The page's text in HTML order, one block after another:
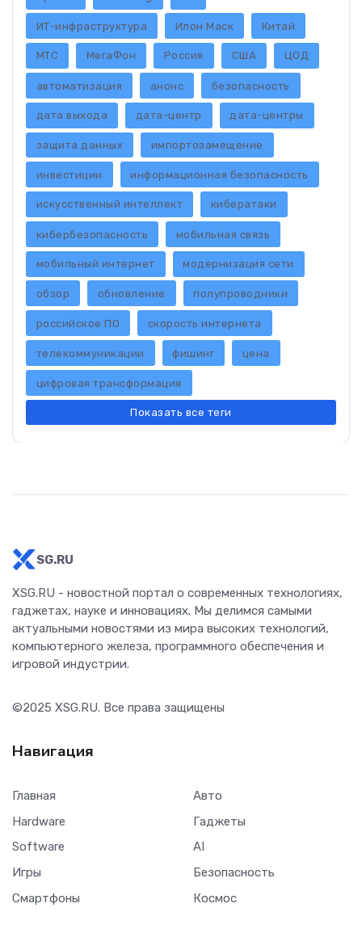
ИТ-инфраструктура Илон Маск Китай
МТС МегаФон Россия США ЦОД
автоматизация анонс безопасность
дата выхода дата-центр дата-центры
защита данных импортозамещение
инвестиции информационная безопасность
искусственный интеллект кибератаки
кибербезопасность мобильная связь
мобильный интернет модернизация сети
обзор обновление полупроводники
российское ПО скорость интернета
телекоммуникации фишинг цена
цифровая трансформация
Показать все теги
SG.RU
XSG.RU - новостной портал о современных технологиях,
гаджетах, науке и инновациях. Мы делимся самыми
актуальными новостями из мира высоких технологий,
компьютерного железа, программного обеспечения и
игровой индустрии.
©2025 XSG.RU. Все права защищены
Навигация
Главная
Hardware
Software
Игры
Смартфоны
Авто
Гаджеты
AI
Безопасность
Космос